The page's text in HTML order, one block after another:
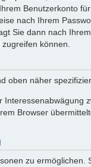
Benutzerkonto
nach Ihrem
Sie dann nach
können.
oben näher
Browser
zu